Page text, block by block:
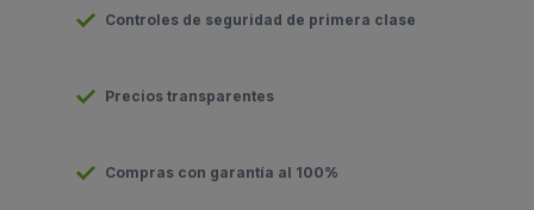
Controles de seguridad de primera clase
Precios transparentes
Compras con garantía al 100%